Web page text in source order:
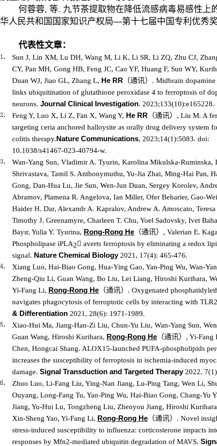
何蓉蓉, 等. 九节茶提取物在降低流感病毒易感性上
华人民共和国国家知识产权局—第十七届中国专利优秀
代表性文章：
Sun J, Lin XM, Lu DH, Wang M, Li K, Li SR, Li ZQ, Zhu CJ,
CY, Pan MH, Gong HB, Feng JC, Cao YF, Huang F, Sun WY,
Duan WJ, Jiao GL, Zhang L, He RR （通讯） . Midbrain
links ubiquitination of glutathione peroxidase 4 to ferroptosis of
neurons. Journal Clinical Investigation. 2023;133(10):e165228.
Feng Y, Luo X, Li Z, Fan X, Wang Y, He RR （通讯） , Liu M. A
targeting ceria anchored halloysite as orally drug delivery system
colitis therapy.Nature Communications, 2023;14(1):5083. doi:
10.1038/s41467-023-40794-w.
Wan-Yang Sun, Vladimir A. Tyurin, Karolina Mikulska-Ruminska,
Shrivastava, Tamil S. Anthonymuthu, Yu-Jia Zhai, Ming-Hai Pan,
Gong, Dan-Hua Lu, Jie Sun, Wen-Jun Duan, Sergey Korolev,
Abramov, Plamena R. Angelova, Ian Miller, Ofer Beharier, Gao-
Haider H. Dar, Alexandr A. Kapralov, Andrew A. Amoscato,
Timothy J. Greenamyre, Charleen T. Chu, Yoel Sadovsky, Ivet
Bayır, Yulia Y. Tyurina, Rong-Rong He （通讯） , Valerian E.
Phospholipase iPLA2 averts ferroptosis by eliminating a redox
signal. Nature Chemical Biology2021, 17(4): 465-476.
Xiang Luo, Hai-Biao Gong, Hua-Ying Gao, Yan-Ping Wu, Wan-
Zheng-Qiu Li, Guan Wang, Bo Liu, Lei Liang, Hiroshi Kurihara,
Yi-Fang Li, Rong-Rong He （通讯） . Oxygenated
navigates phagocytosis of ferroptotic cells by interacting with
& Differentiation 2021, 28(6): 1971-1989.
Xiao-Hui Ma, Jiang-Han-Zi Liu, Chun-Yu Liu, Wan-Yang Sun,
Guan Wang, Hiroshi Kurihara, Rong-Rong He （通讯） , Yi-Fang
Chen, Hongcai Shang. ALOX15-launched PUFA-phospholipids
increases the susceptibility of ferroptosis in ischemia-induced
damage. Signal Transduction and Targeted Therapy2022,
Zhuo Luo, Li-Fang Liu, Ying-Nan Jiang, Lu-Ping Tang, Wen Li,
Ouyang, Long-Fang Tu, Yan-Ping Wu, Hai-Biao Gong, Chang-Yu
Jiang, Yu-Hui Lu, Tongzheng Liu, Zhenyou Jiang, Hiroshi
Xin-Sheng Yao, Yi-Fang Li, Rong-Rong He （通讯） . Novel
stress-induced susceptibility to influenza: corticosterone impacts
responses by Mfn2-mediated ubiquitin degradation of MAVS.